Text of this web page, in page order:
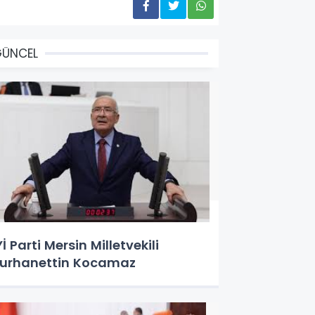
Parti Mersin Milletvekili
Kocamaz